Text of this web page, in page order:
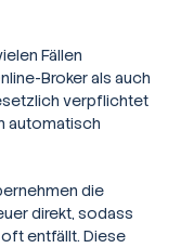
Fällen
Broker als auch
verpflichtet
automatisch
die
direkt, sodass
entfällt. Diese